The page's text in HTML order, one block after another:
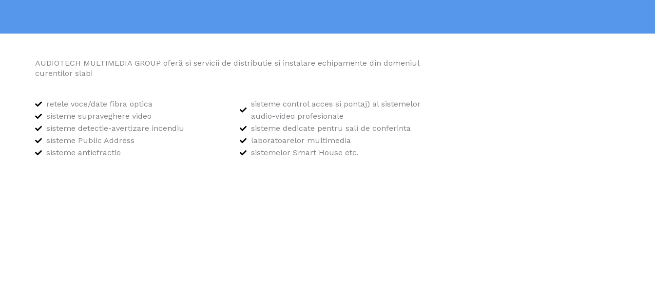
AUDIOTECH MULTIMEDIA GROUP oferă si servicii de distributie si instalare echipamente din domeniul
curentilor slabi
retele voce/date fibra optica
sisteme supraveghere video
sisteme detectie-avertizare incendiu
sisteme Public Address
sisteme antiefractie
sisteme control acces si pontaj) al sistemelor
audio-video profesionale
sisteme dedicate pentru sali de conferinta
laboratoarelor multimedia
sistemelor Smart House etc.